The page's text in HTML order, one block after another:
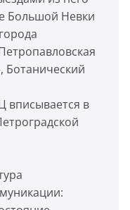
Большой Невки
Ботанический
вписывается в